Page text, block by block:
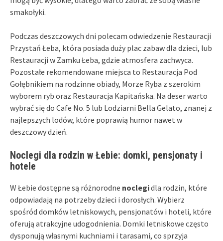
smakołyki.
Podczas deszczowych dni polecam odwiedzenie Restauracji
Przystań Łeba, która posiada duży plac zabaw dla dzieci, lub
Restauracji w Zamku Łeba, gdzie atmosfera zachwyca.
Pozostałe rekomendowane miejsca to Restauracja Pod
Gołębnikiem na rodzinne obiady, Morze Ryba z szerokim
wyborem ryb oraz Restauracja Kapitańska. Na deser warto
wybrać się do Cafe No. 5 lub Lodziarni Bella Gelato, znanej z
najlepszych lodów, które poprawią humor nawet w
deszczowy dzień.
Noclegi dla rodzin w Łebie: domki, pensjonaty i
hotele
W Łebie dostępne są różnorodne noclegidla rodzin, które
odpowiadają na potrzeby dzieci i dorosłych. Wybierz
spośród domków letniskowych, pensjonatów i hoteli, które
oferują atrakcyjne udogodnienia. Domki letniskowe często
dysponują własnymi kuchniami i tarasami, co sprzyja